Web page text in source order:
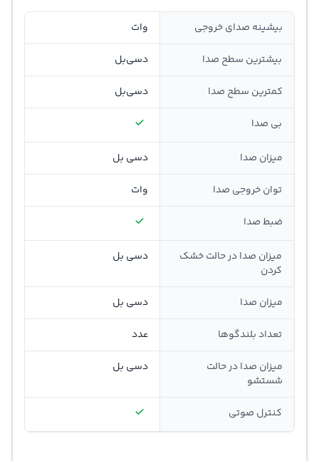
بیشینه صدای خروجی وات
بیشترین سطح صدا دسی‌بل
کمترین سطح صدا دسی‌بل
بی صدا
میزان صدا دسی بل
توان خروجی صدا وات
ضبط صدا
میزان صدا در حالت خشک
کردن
دسی بل
میزان صدا دسی بل
تعداد بلندگوها عدد
میزان صدا در حالت
شستشو
دسی بل
کنترل صوتی